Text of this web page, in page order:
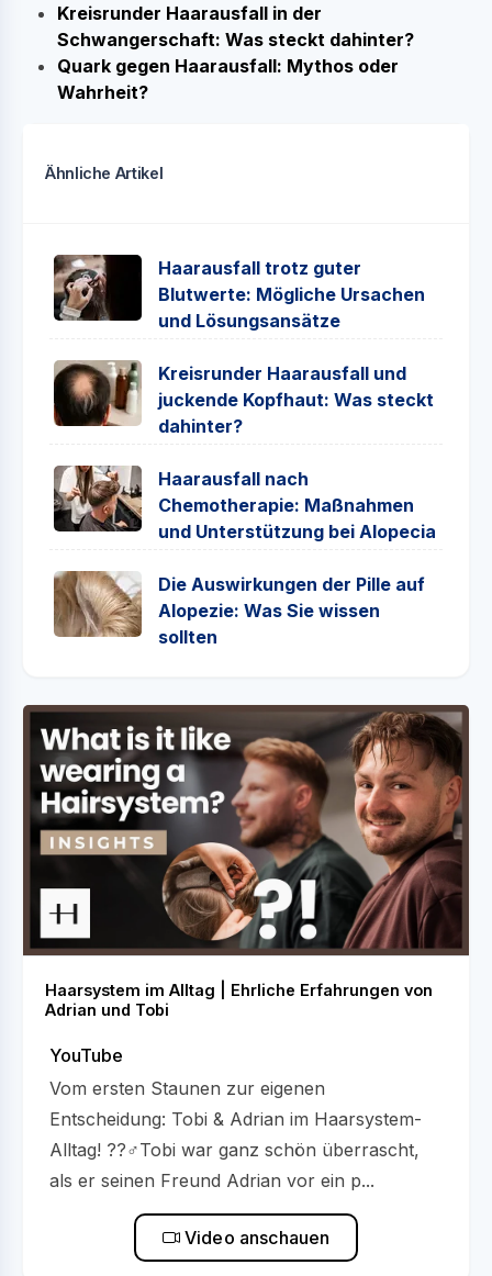
Kreisrunder Haarausfall in der
Schwangerschaft: Was steckt dahinter?
Quark gegen Haarausfall: Mythos oder
Wahrheit?
Ähnliche Artikel
Haarausfall trotz guter
Blutwerte: Mögliche Ursachen
und Lösungsansätze
Kreisrunder Haarausfall und
juckende Kopfhaut: Was steckt
dahinter?
Haarausfall nach
Chemotherapie: Maßnahmen
und Unterstützung bei Alopecia
Die Auswirkungen der Pille auf
Alopezie: Was Sie wissen
sollten
Haarsystem im Alltag | Ehrliche Erfahrungen von
Adrian und Tobi
YouTube
Vom ersten Staunen zur eigenen
Entscheidung: Tobi & Adrian im Haarsystem-
Alltag! ??‍♂️Tobi war ganz schön überrascht,
als er seinen Freund Adrian vor ein p...
Video anschauen